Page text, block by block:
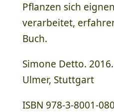
Pflanzen sich
verarbeitet,
Buch.
Simone Detto.
Ulmer, Stuttgart
ISBN 978-3-8001-